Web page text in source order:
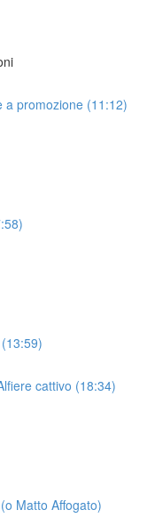
a promozione (11:12)
cattivo (18:34)
Matto Affogato)